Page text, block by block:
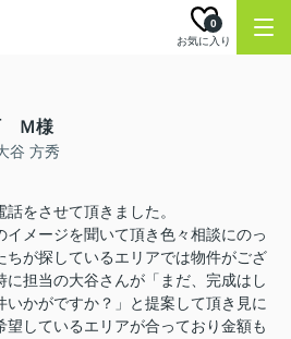
お気に入り
0
Ｍ様
谷 方秀
をさせて頂きました。
メージを聞いて頂き色々相談にのっ
ちが探しているエリアでは物件がござ
に担当の大谷さんが「まだ、完成はし
いかがですか？」と提案して頂き見に
しているエリアが合っており金額も